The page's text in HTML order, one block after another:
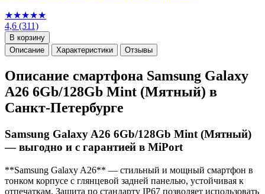
★★★★★
4,6 (311)
В корзину
Описание
Характеристики Отзывы
Описание смартфона Samsung Galaxy
A26 6Gb/128Gb Mint (Мятный) в
Санкт-Петербурге
Samsung Galaxy A26 6Gb/128Gb Mint (Мятный)
— выгодно и с гарантией в MiPort
**Samsung Galaxy A26** — стильный и мощный смартфон в
тонком корпусе с глянцевой задней панелью, устойчивая к
отпечаткам. Защита по стандарту IP67 позволяет использовать